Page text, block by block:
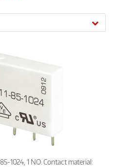
1024, 1 NO. Contact material: